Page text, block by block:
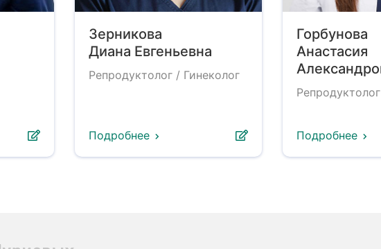
Зерникова
Диана Евгеньевна
Репродуктолог / Гинеколог
Подробнее
Горбунова
Анастасия
Репродуктолог
Подробнее